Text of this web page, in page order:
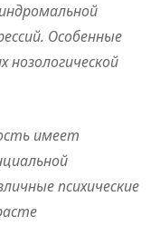
Особенные
нозологической
имеет
психические